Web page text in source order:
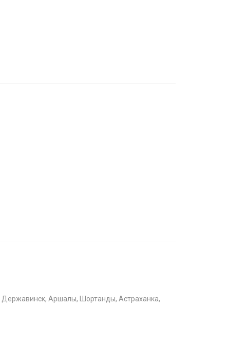
Державинск, Аршалы, Шортанды, Астраханка,